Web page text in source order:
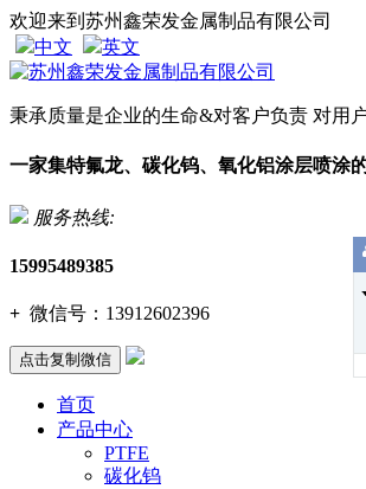
欢迎来到苏州鑫荣发金属制品有限公司
中文
英文
秉承质量是企业的生命&对客户负责 对用
一家集特氟龙、碳化钨、氧化铝涂层喷涂
服务热线:
15995489385
+ 微信号： 13912602396
点击复制微信
首页
产品中心
PTFE
碳化钨